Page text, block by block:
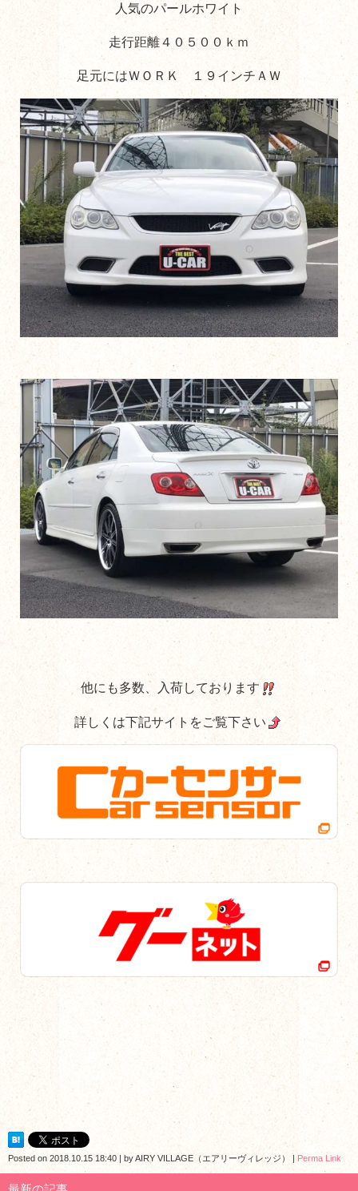
人気のパールホワイト
走行距離４０５００ｋｍ
足元にはＷＯＲＫ １９インチＡＷ
他にも多数、入荷しております
詳しくは下記サイトをご覧下さい
Posted on 2018.10.15 18:40 | byAIRY VILLAGE（エアリーヴィレッジ） | Perma Link